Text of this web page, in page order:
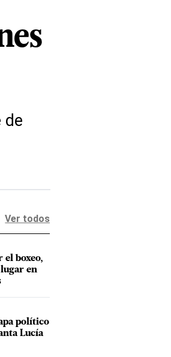
de
Ver todos
el boxeo,
en
político
Lucía